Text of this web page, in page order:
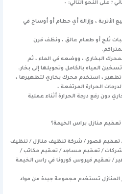
؛ على النحو التالي: –
الأتربة ، وإزالة أي حطام أو أوساخ في
ثلج أو طعام عالق ، ونظف فرن
البخاري ، ووضعه في الماء ، ثم
المياه بالكامل وتحويلها إلى بخار.
تطهير ، استخدم محرك بخاري لتطهيرها ،
الحرارة المرتفعة ،
دون رفع درجة الحرارة أثناء عملية
منازل براس الخيمة؟
تعقيم قصور / شركة تنظيف منازل / تنظيف
/ تعقيم مساجد / تعقيم مكاتب /
/ تعقيم فيروس كورونا في راس الخيمة
تستخدم مجموعة جيدة من مواد